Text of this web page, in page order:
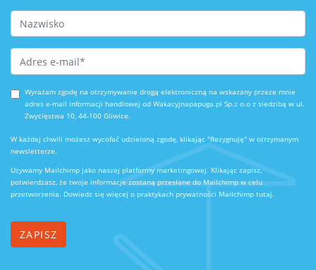
Last Name
Email Address *
Wyrażam zgodę na otrzymywanie drogą elektroniczną na wskazany przeze mnie
adres e-mail informacji handlowej od Wakacyjnapapuga.pl Sp.z o.o z siedzibą w ul.
Zwycięstwa 10, 44-100 Gliwice.
W każdej chwili możesz wycofać udzieloną zgodę, klikając "Rezygnuję" w otrzymanym
newsletterze.
Używamy Mailchimp jako naszej platformy marketingowej. Klikając zapisz,
potwierdzasz, że twoje informacje zostaną przesłane do Mailchimp w celu
przetworzenia. Dowiedz się więcej o praktykach prywatności Mailchimp tutaj.